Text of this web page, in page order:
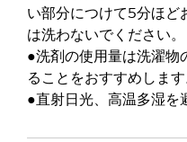
い部分につけて5分ほど
は洗わないでください。
●洗剤の使用量は洗濯物
ることをおすすめします
●直射日光、高温多湿を